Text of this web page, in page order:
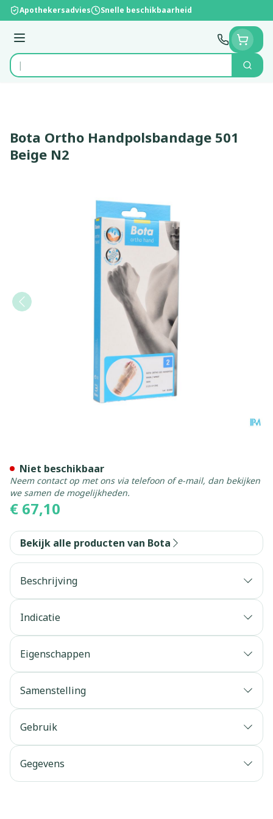
Ga naar de inhoud
Apothekersadvies Snelle beschikbaarheid
Menu
Product, merk, categorie...
Zoek
Bota Ortho Handpolsbandage 501
Beige N2
€ 67,10
Niet beschikbaar
Neem contact op met ons via telefoon of e-mail, dan bekijken
we samen de mogelijkheden.
Bekijk alle producten van Bota
Beschrijving
Indicatie
Eigenschappen
Samenstelling
Gebruik
Gegevens